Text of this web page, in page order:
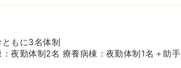
もに3名体制
夜勤体制2名 療養病棟：夜勤体制1名＋助手